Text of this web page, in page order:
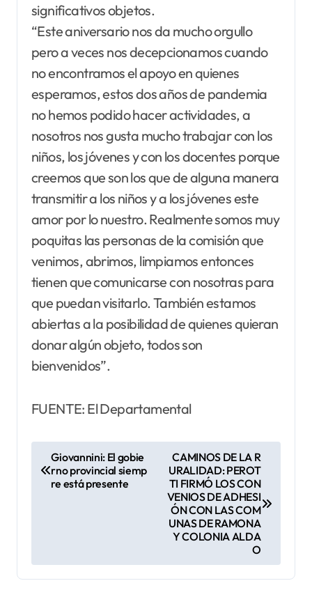
significativos objetos.
“Este aniversario nos da mucho orgullo
pero a veces nos decepcionamos cuando
no encontramos el apoyo en quienes
esperamos, estos dos años de pandemia
no hemos podido hacer actividades, a
nosotros nos gusta mucho trabajar con los
niños, los jóvenes y con los docentes porque
creemos que son los que de alguna manera
transmitir a los niños y a los jóvenes este
amor por lo nuestro. Realmente somos muy
poquitas las personas de la comisión que
venimos, abrimos, limpiamos entonces
tienen que comunicarse con nosotras para
que puedan visitarlo. También estamos
abiertas a la posibilidad de quienes quieran
donar algún objeto, todos son
bienvenidos”.
FUENTE: El Departamental
a
Giovannini: El gobie
rno provincial siemp
re está presente
CAMINOS DE LA R
URALIDAD: PEROT
TI FIRMÓ LOS CON
VENIOS DE ADHESI
ÓN CON LAS COM
UNAS DE RAMONA
Y COLONIA ALDA
O